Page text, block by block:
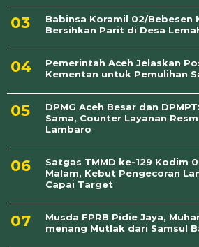
Babinsa Koramil 02/Bebesen
Bersihkan Parit di Desa
Pemerintah Aceh Jelaskan
Kementan untuk Pemulihan
DPMG Aceh Besar dan
Sama, Counter Layanan
Lambaro
Satgas TMMD ke-129 Kodim
Malam, Kebut Pengecoran
Capai Target
Musda FPRB Pidie Jaya,
menang Mutlak dari Samsul